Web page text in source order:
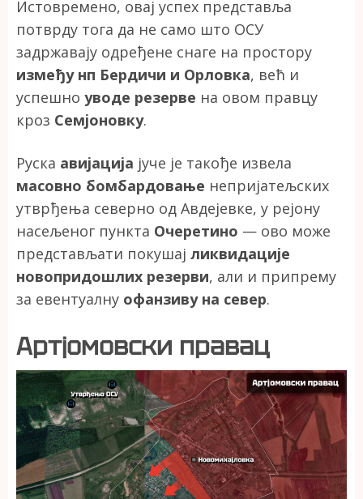
Истовремено, овај успех представља
потврду тога да не само што ОСУ
задржавају одређене снаге на простору
између нп Бердичи и Орловка, већ и
успешно уводе резерве на овом правцу
кроз Семјоновку.
Руска авијација јуче је такође извела
масовно бомбардовање непријатељских
утврђења северно од Авдејевке, у рејону
насељеног пункта Очеретино — ово може
представљати покушај ликвидације
новопридошлих резерви, али и припрему
за евентуалну офанзиву на север.
Артјомовски правац